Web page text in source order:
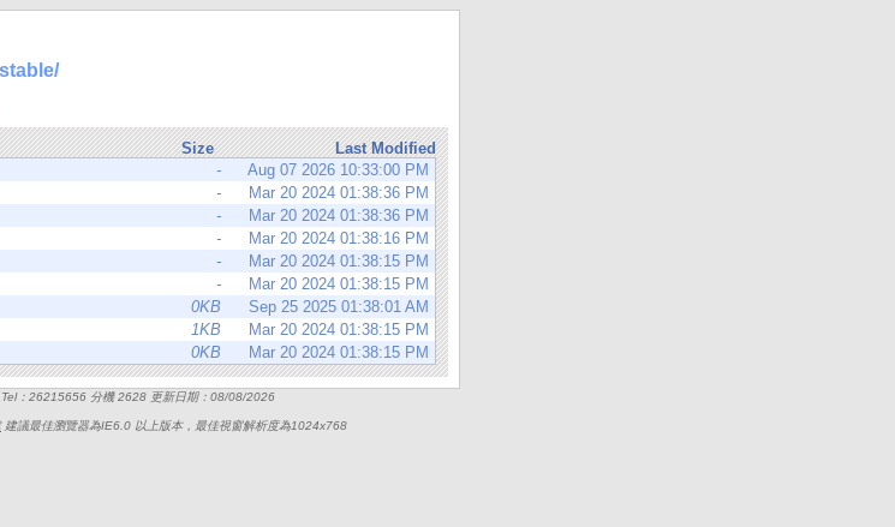
Size
Last Modified
-
Aug 07 2026 10:33:00 PM
-
Mar 20 2024 01:38:36 PM
-
Mar 20 2024 01:38:36 PM
-
Mar 20 2024 01:38:16 PM
-
Mar 20 2024 01:38:15 PM
-
Mar 20 2024 01:38:15 PM
0KB
Sep 25 2025 01:38:01 AM
1KB
Mar 20 2024 01:38:15 PM
0KB Mar 20 2024 01:38:15 PM
Tel：26215656 分機 2628 更新日期：08/08/2026
建議最佳瀏覽器為IE6.0 以上版本，最佳視窗解析度為1024x768